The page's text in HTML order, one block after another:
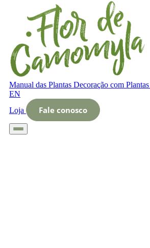
Manual das Plantas Decoração com Plantas
EN
Loja
Fale conosco